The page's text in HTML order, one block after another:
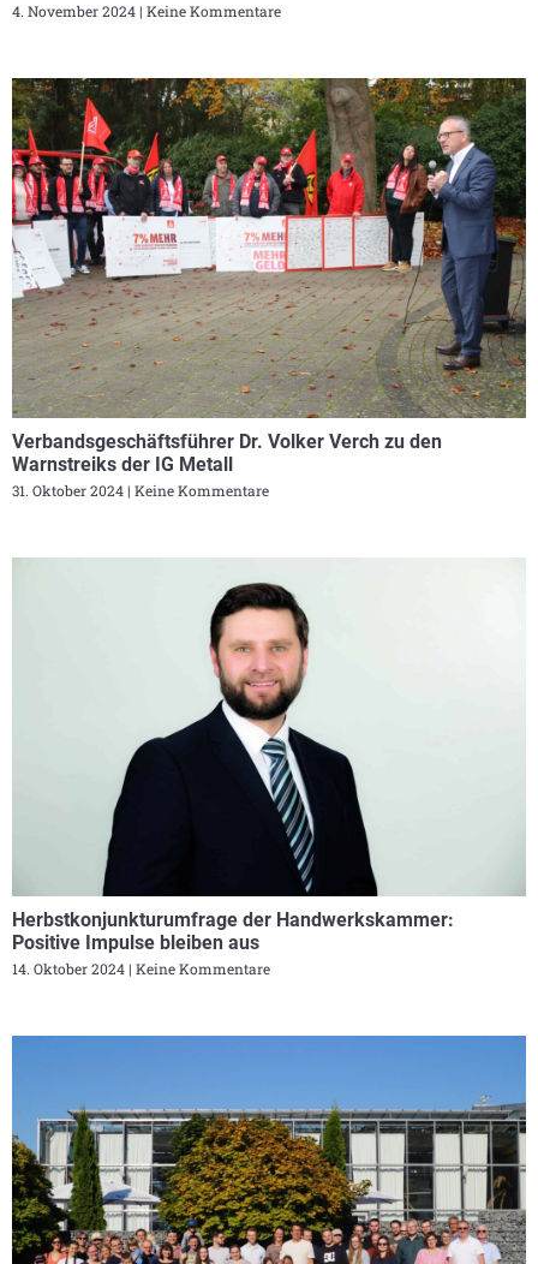
4. November 2024 Keine Kommentare
Verbandsgeschäftsführer Dr. Volker Verch zu den
Warnstreiks der IG Metall
31. Oktober 2024 Keine Kommentare
Herbstkonjunkturumfrage der Handwerkskammer:
Positive Impulse bleiben aus
14. Oktober 2024 Keine Kommentare